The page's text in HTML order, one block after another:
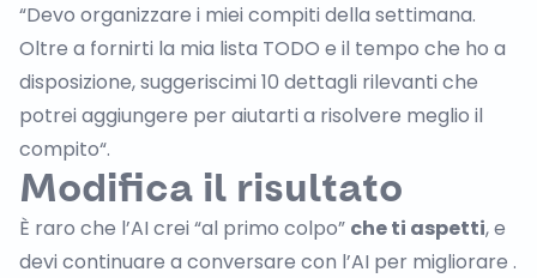
“Devo organizzare i miei compiti della settimana.
Oltre a fornirti la mia lista TODO e il tempo che ho a
disposizione, suggeriscimi 10 dettagli rilevanti che
potrei aggiungere per aiutarti a risolvere meglio il
compito“.
Modifica il risultato
È raro che l’AI crei “al primo colpo” che ti aspetti, e
devi continuare a conversare con l’AI per migliorare .